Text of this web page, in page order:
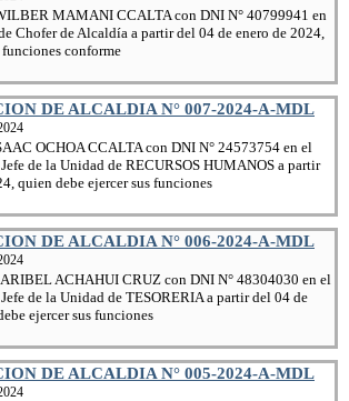
MAMANI CCALTA con DNI N° 40799941 en
Chofer de Alcaldía a partir del 04 de enero de 2024,
conforme
DE ALCALDIA N° 007-2024-A-MDL
OCHOA CCALTA con DNI N° 24573754 en el
de la Unidad de RECURSOS HUMANOS a partir
quien debe ejercer sus funciones
DE ALCALDIA N° 006-2024-A-MDL
ACHAHUI CRUZ con DNI N° 48304030 en el
de la Unidad de TESORERIA a partir del 04 de
ejercer sus funciones
DE ALCALDIA N° 005-2024-A-MDL